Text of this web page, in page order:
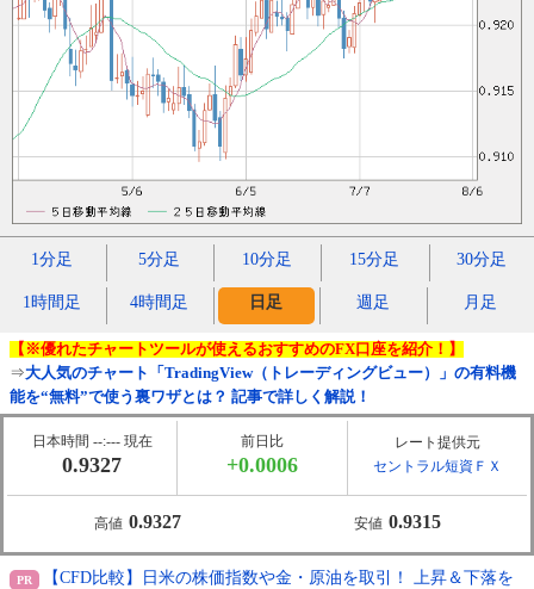
1分足 5分足 10分足 15分足 30分足
1時間足 4時間足 日足 週足 月足
【※優れたチャートツールが使えるおすすめのFX口座を紹介！】
⇒大人気のチャート「TradingView（トレーディングビュー）」の有料機
能を“無料”で使う裏ワザとは？ 記事で詳しく解説！
日本時間 --:--- 現在
0.9327
前日比
+0.0006
レート提供元
セントラル短資ＦＸ
高値 0.9327 安値 0.9315
【CFD比較】日米の株価指数や金・原油を取引！ 上昇＆下落を